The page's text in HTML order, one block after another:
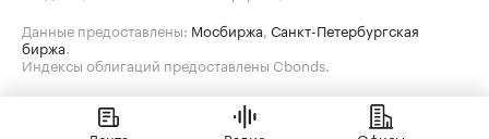
Данные предоставлены: Мосбиржа Санкт-Петербургская
биржа
Индексы облигаций предоставлены Cbonds.